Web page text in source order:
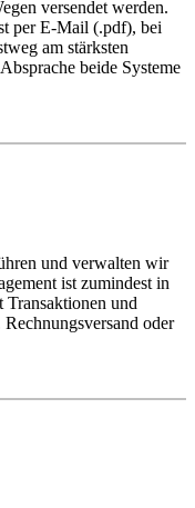
versendet werden.
per E-Mail (.pdf), bei
am stärksten
beide Systeme
und verwalten wir
ist zumindest in
Transaktionen und
oder